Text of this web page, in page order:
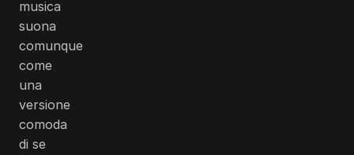
musica
suona
comunque
come
una
versione
comoda
di se